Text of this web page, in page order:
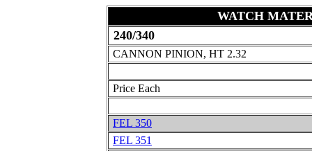
WATCH
240/340
CANNON PINION, HT 2.32
Price Each
FEL 350
FEL 351